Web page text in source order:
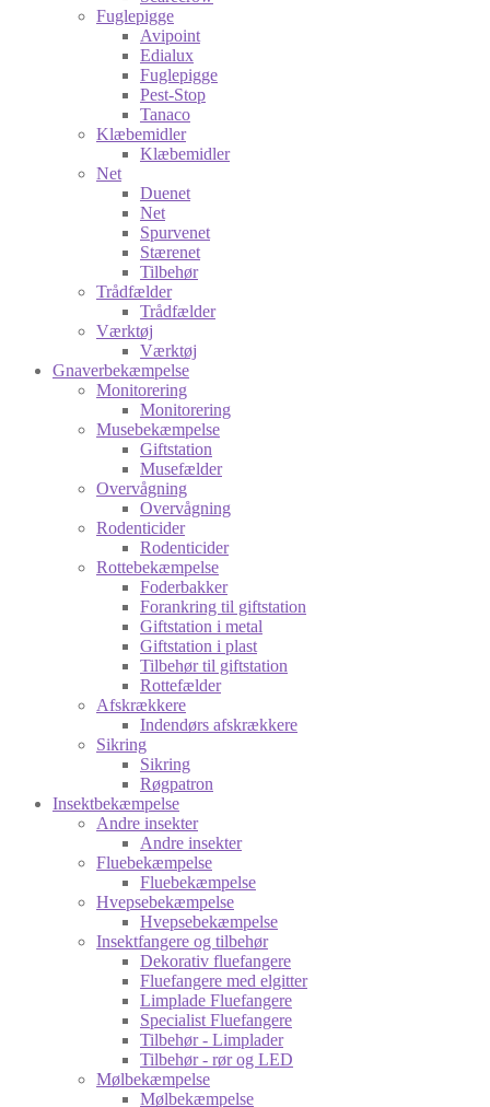
Fuglepigge
Avipoint
Edialux
Fuglepigge
Pest-Stop
Tanaco
Klæbemidler
Klæbemidler
Net
Duenet
Net
Spurvenet
Stærenet
Tilbehør
Trådfælder
Trådfælder
Værktøj
Værktøj
Gnaverbekæmpelse
Monitorering
Monitorering
Musebekæmpelse
Giftstation
Musefælder
Overvågning
Overvågning
Rodenticider
Rodenticider
Rottebekæmpelse
Foderbakker
Forankring til giftstation
Giftstation i metal
Giftstation i plast
Tilbehør til giftstation
Rottefælder
Afskrækkere
Indendørs afskrækkere
Sikring
Sikring
Røgpatron
Insektbekæmpelse
Andre insekter
Andre insekter
Fluebekæmpelse
Fluebekæmpelse
Hvepsebekæmpelse
Hvepsebekæmpelse
Insektfangere og tilbehør
Dekorativ fluefangere
Fluefangere med elgitter
Limplade Fluefangere
Specialist Fluefangere
Tilbehør - Limplader
Tilbehør - rør og LED
Mølbekæmpelse
Mølbekæmpelse